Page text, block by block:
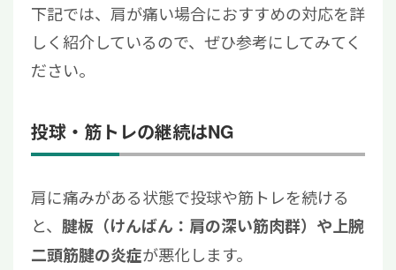
下記では、肩が痛い場合におすすめの対応を詳
しく紹介しているので、ぜひ参考にしてみてく
ださい。
投球・筋トレの継続はNG
肩に痛みがある状態で投球や筋トレを続ける
と、 腱板（けんばん：肩の深い筋肉群）や上腕
二頭筋腱の炎症が悪化します。